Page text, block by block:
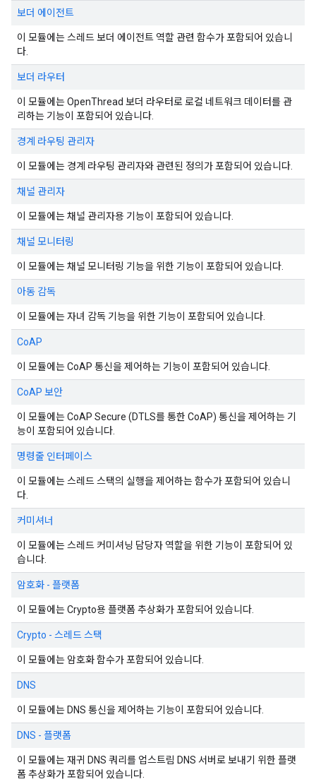
보더 에이전트
이 모듈에는 스레드 보더 에이전트 역할 관련 함수가 포함되어 있습니
다.
보더 라우터
이 모듈에는 OpenThread 보더 라우터로 로컬 네트워크 데이터를 관
리하는 기능이 포함되어 있습니다.
경계 라우팅 관리자
이 모듈에는 경계 라우팅 관리자와 관련된 정의가 포함되어 있습니다.
채널 관리자
이 모듈에는 채널 관리자용 기능이 포함되어 있습니다.
채널 모니터링
이 모듈에는 채널 모니터링 기능을 위한 기능이 포함되어 있습니다.
아동 감독
이 모듈에는 자녀 감독 기능을 위한 기능이 포함되어 있습니다.
CoAP
이 모듈에는 CoAP 통신을 제어하는 기능이 포함되어 있습니다.
CoAP 보안
이 모듈에는 CoAP Secure (DTLS를 통한 CoAP) 통신을 제어하는 기
능이 포함되어 있습니다.
명령줄 인터페이스
이 모듈에는 스레드 스택의 실행을 제어하는 함수가 포함되어 있습니
다.
커미셔너
이 모듈에는 스레드 커미셔닝 담당자 역할을 위한 기능이 포함되어 있
습니다.
암호화 - 플랫폼
이 모듈에는 Crypto용 플랫폼 추상화가 포함되어 있습니다.
Crypto - 스레드 스택
이 모듈에는 암호화 함수가 포함되어 있습니다.
DNS
이 모듈에는 DNS 통신을 제어하는 기능이 포함되어 있습니다.
DNS - 플랫폼
이 모듈에는 재귀 DNS 쿼리를 업스트림 DNS 서버로 보내기 위한 플랫
폼 추상화가 포함되어 있습니다.